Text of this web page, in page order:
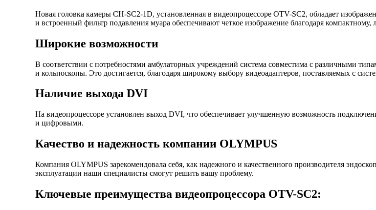
Новая головка камеры CH-SC2-1D, установленная в видеопроцессоре OTV-SC2, обладает
и встроенный фильтр подавления муара обеспечивают четкое изображение благодаря
Широкие возможности
В соответствии с потребностями амбулаторных учреждений система совместима с различными
и кольпоскопы. Это достигается, благодаря широкому выбору видеоадаптеров, поставляемых с
Наличие выхода DVI
На видеопроцессоре установлен выход DVI, что обеспечивает улучшенную возможность
и цифровыми.
Качество и надежность компании OLYMPUS
Компания OLYMPUS зарекомендовала себя, как надежного и качественного производителя
эксплуатации наши специалисты смогут решить вашу проблему.
Ключевые преимущества видеопроцессора OTV-SC2: